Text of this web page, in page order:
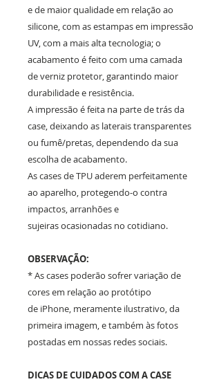
e de maior qualidade em relação ao
silicone, com as estampas em impressão
UV, com a mais alta tecnologia; o
acabamento é feito com uma camada
de verniz protetor, garantindo maior
durabilidade e resistência.
A impressão é feita na parte de trás da
case, deixando as laterais transparentes
ou fumê/pretas, dependendo da sua
escolha de acabamento.
As cases de TPU aderem perfeitamente
ao aparelho, protegendo-o contra
impactos, arranhões e
sujeiras ocasionadas no cotidiano.
OBSERVAÇÃO:
* As cases poderão sofrer variação de
cores em relação ao protótipo
de iPhone, meramente ilustrativo, da
primeira imagem, e também às fotos
postadas em nossas redes sociais.
DICAS DE CUIDADOS COM A CASE